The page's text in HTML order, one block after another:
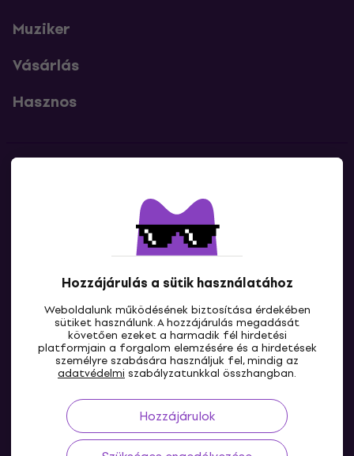
Hozzájárulás a sütik használatához
Weboldalunk működésének biztosítása érdekében
sütiket használunk. A hozzájárulás megadását
követően ezeket a harmadik fél hirdetési
platformjain a forgalom elemzésére és a hirdetések
személyre szabására használjuk fel, mindig az
adatvédelmi szabályzatunkkal összhangban.
Hozzájárulok
Muziker
Vásárlás
Hasznos
Lépj kapcsolatba velünk
HU